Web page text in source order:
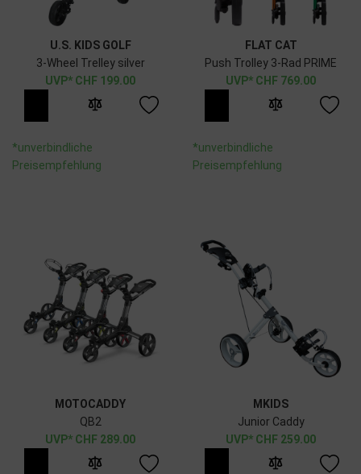
U.S. KIDS GOLF
3-Wheel Trelley silver
CHF 199.00
*unverbindliche
Preisempfehlung
FLAT CAT
Push Trolley 3-Rad PRIME
CHF 769.00
*unverbindliche
Preisempfehlung
MOTOCADDY
QB2
CHF 289.00
MKIDS
Junior Caddy
CHF 259.00